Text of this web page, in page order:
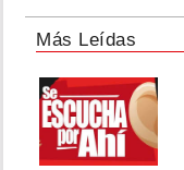
Más Leídas